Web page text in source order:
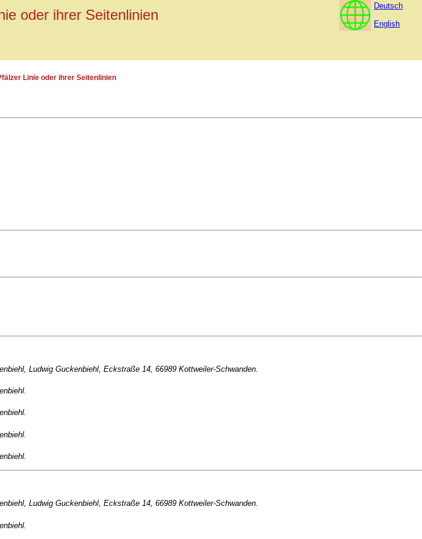
oder ihrer Seitenlinien
Deutsch
English
Linie oder ihrer Seitenlinien
Ludwig Guckenbiehl, Eckstraße 14, 66989 Kottweiler-Schwanden.
Ludwig Guckenbiehl, Eckstraße 14, 66989 Kottweiler-Schwanden.